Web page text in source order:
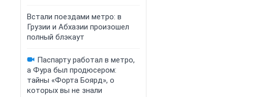
Встали поездами метро: в
Грузии и Абхазии произошел
полный блэкаут
Паспарту работал в метро,
а Фура был продюсером:
тайны «Форта Боярд», о
которых вы не знали